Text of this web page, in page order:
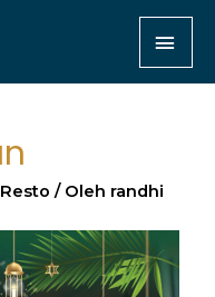
/ Oleh randhi